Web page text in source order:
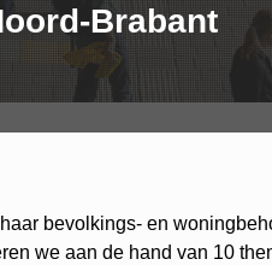
Brabant
bevolkings- en
we aan de hand van 10